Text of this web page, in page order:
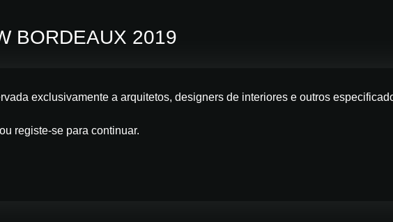
BORDEAUX 2019
exclusivamente a arquitetos, designers de interiores e outros
registe-se para continuar.